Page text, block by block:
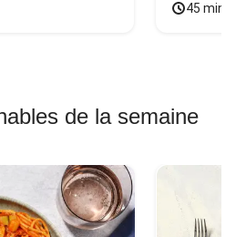
45
de la semaine